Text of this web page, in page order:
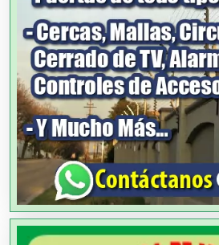
Aire Acondicionado
Alarmas
Albercas
Alimentos